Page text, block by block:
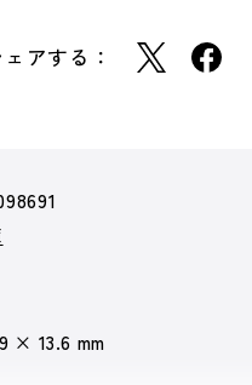
アする：
× 13.6 mm